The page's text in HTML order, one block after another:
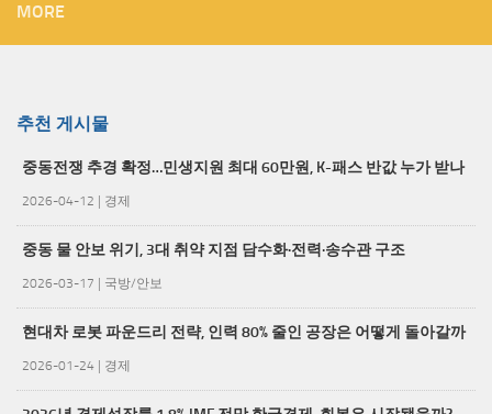
MORE
추천 게시물
중동전쟁 추경 확정…민생지원 최대 60만원, K-패스 반값 누가 받나
2026-04-12 경제
중동 물 안보 위기, 3대 취약 지점 담수화·전력·송수관 구조
2026-03-17 국방/안보
현대차 로봇 파운드리 전략, 인력 80% 줄인 공장은 어떻게 돌아갈까
2026-01-24 경제